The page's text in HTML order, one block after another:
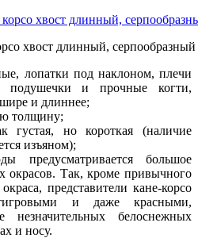
хвост длинный, серпообразный
лопатки под наклоном, плечи
подушечки и прочные когти,
и длиннее;
толщину;
густая, но короткая (наличие
изъяном);
предусматривается большое
окрасов. Так, кроме привычного
представители кане-корсо
и даже красными,
незначительных белоснежных
и носу.